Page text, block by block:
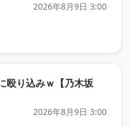
2026年8月9日 3:00
殴り込みｗ【乃木坂
2026年8月9日 3:00